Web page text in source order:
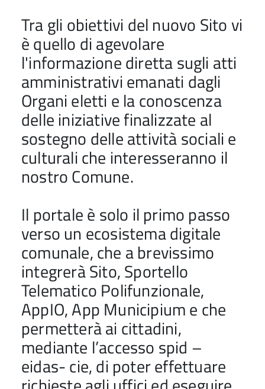
Tra gli obiettivi del nuovo Sito vi
è quello di agevolare
l'informazione diretta sugli atti
amministrativi emanati dagli
Organi eletti e la conoscenza
delle iniziative finalizzate al
sostegno delle attività sociali e
culturali che interesseranno il
nostro Comune.
Il portale è solo il primo passo
verso un ecosistema digitale
comunale, che a brevissimo
integrerà Sito, Sportello
Telematico Polifunzionale,
AppIO, App Municipium e che
permetterà ai cittadini,
mediante l’accesso spid –
eidas- cie, di poter effettuare